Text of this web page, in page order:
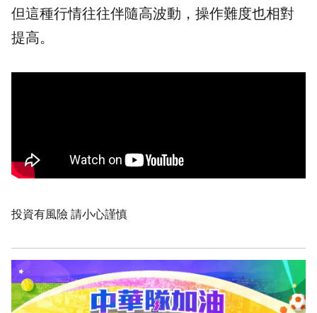
但這種行情往往伴隨高波動，操作難度也相對
提高。
投資有風險 請小心謹慎